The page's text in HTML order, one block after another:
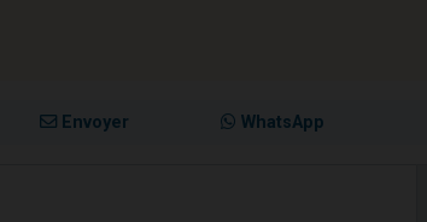
Envoyer WhatsApp